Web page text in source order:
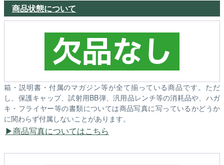
商品状態について
箱・説明書・付属のマガジン等が全て揃っている商品です。ただ
し、保護キャップ、試射用BB弾、汎用品レンチ等の消耗品や、ハガ
キ・フライヤー等の書類については商品写真に写っているかどうか
に関わらず付属しないことがあります。
商品写真についてはこちら